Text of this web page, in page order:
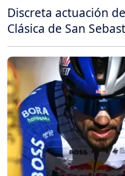
Discreta actuación
Clásica de San